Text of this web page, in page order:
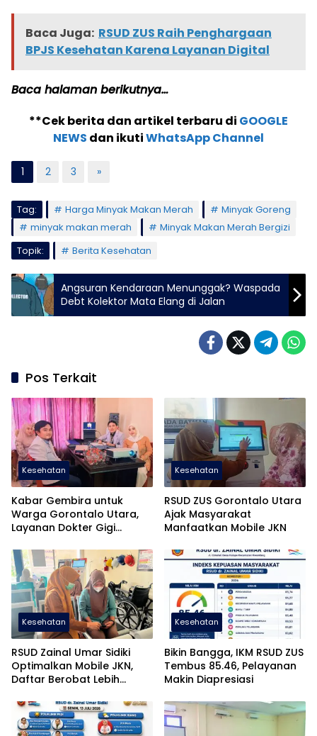
Baca Juga: RSUD ZUS Raih Penghargaan
BPJS Kesehatan Karena Layanan Digital
Baca halaman berikutnya…
**Cek berita dan artikel terbaru di GOOGLE
NEWS dan ikutiWhatsApp Channel
1 2 3 »
Tag: Harga Minyak Makan Merah
Minyak Goreng
minyak makan merah
Minyak Makan Merah Bergizi
Topik:
Berita Kesehatan
Angsuran Kendaraan Menunggak? Waspada
Debt Kolektor Mata Elang di Jalan
Pos Terkait
Kesehatan
Kabar Gembira untuk
Warga Gorontalo Utara,
Layanan Dokter Gigi
Kesehatan
RSUD ZUS Gorontalo Utara
Ajak Masyarakat
Manfaatkan Mobile JKN
Kesehatan
RSUD Zainal Umar Sidiki
Optimalkan Mobile JKN,
Daftar Berobat Lebih
Kesehatan
Bikin Bangga, IKM RSUD ZUS
Tembus 85.46, Pelayanan
Makin Diapresiasi